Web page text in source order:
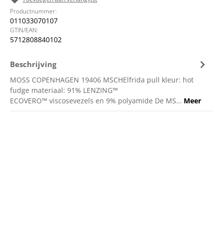
Productnummer:
011033070107
GTIN/EAN:
5712808840102
Beschrijving
MOSS COPENHAGEN 19406 MSCHElfrida pull kleur: hot
fudge materiaal: 91% LENZING™
ECOVERO™ viscosevezels en 9% polyamide De MS… Meer